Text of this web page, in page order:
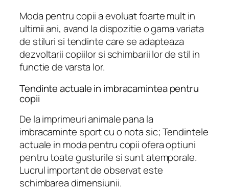
Moda pentru copii a evoluat foarte mult in
ultimii ani, avand la dispozitie o gama variata
de stiluri si tendinte care se adapteaza
dezvoltarii copiilor si schimbarii lor de stil in
functie de varsta lor.
Tendinte actuale in imbracamintea pentru
copii
De la imprimeuri animale pana la
imbracaminte sport cu o nota sic; Tendintele
actuale in moda pentru copii ofera optiuni
pentru toate gusturile si sunt atemporale.
Lucrul important de observat este
schimbarea dimensiunii.